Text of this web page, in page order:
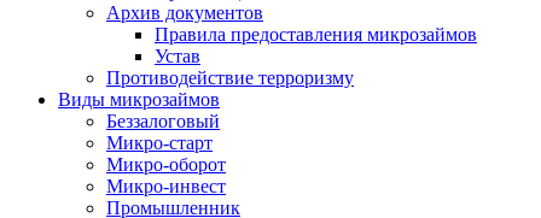
Архив документов
Правила предоставления микрозаймов
Устав
Противодействие терроризму
Виды микрозаймов
Беззалоговый
Микро-старт
Микро-оборот
Микро-инвест
Промышленник